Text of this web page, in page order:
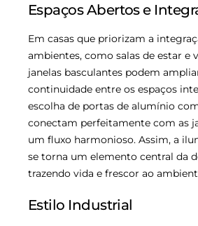
Espaços Abertos e
Em casas que priorizam a
ambientes, como salas de estar e
janelas basculantes podem
continuidade entre os espaços
escolha de portas de alumínio
conectam perfeitamente com as
um fluxo harmonioso. Assim, a
se torna um elemento central da
trazendo vida e frescor ao
Estilo Industrial